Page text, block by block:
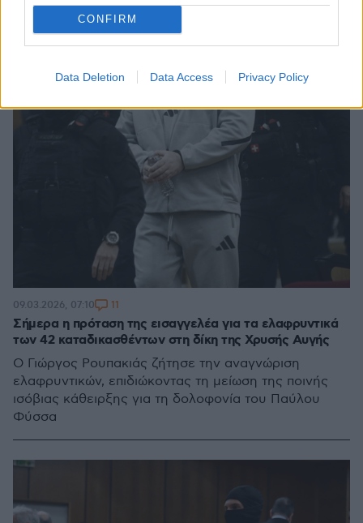
CONFIRM
Data Deletion Data Access Privacy Policy
Σήμερα η πρόταση της εισαγγελέα για τα ελαφρυντικά
των 42 καταδικασθέντων στη δίκη της Χρυσής Αυγής
Ο Γιώργος Ρουπακιάς ζήτησε την αναγνώριση
ελαφρυντικών, επιδιώκοντας τη μείωση της ποινής
ισόβιας κάθειρξης για τη δολοφονία του Παύλου
Φύσσα
09.03.2026, 07:10 11